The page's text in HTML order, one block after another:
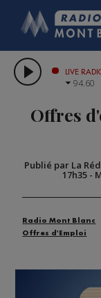
LIVE
94.60
Offres
Publié par La
17h35-
Radio Mont Blanc
Offres d'Emploi